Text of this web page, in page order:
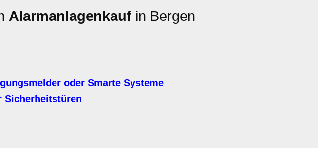
Alarmanlagenkauf in Bergen
oder Smarte Systeme
Sicherheitstüren